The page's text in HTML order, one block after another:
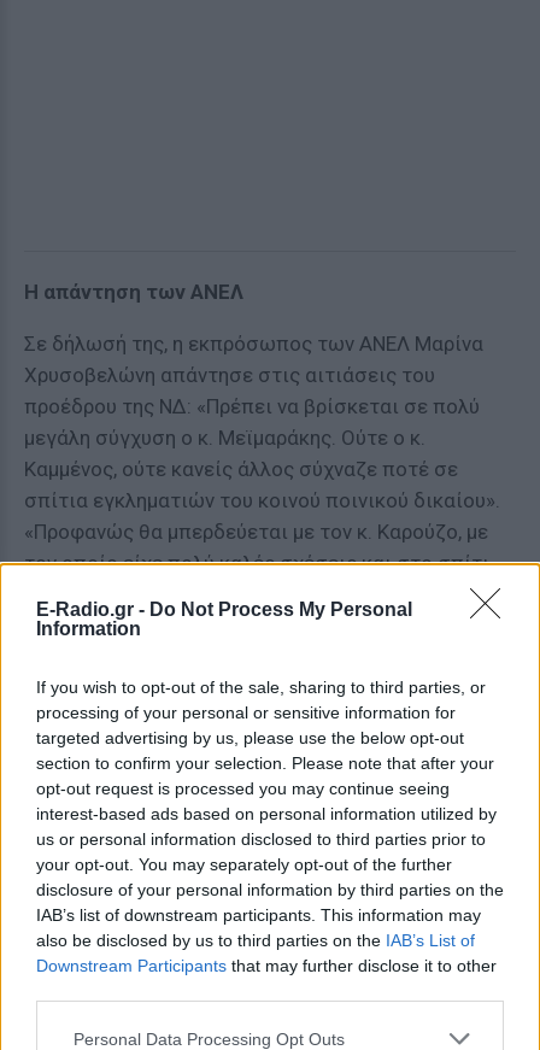
E-Radio.gr - Do Not Process My Personal
Information
If you wish to opt-out of the sale, sharing to third parties, or
processing of your personal or sensitive information for
targeted advertising by us, please use the below opt-out
section to confirm your selection. Please note that after your
opt-out request is processed you may continue seeing
interest-based ads based on personal information utilized by
us or personal information disclosed to third parties prior to
your opt-out. You may separately opt-out of the further
disclosure of your personal information by third parties on the
IAB’s list of downstream participants. This information may
also be disclosed by us to third parties on the IAB’s List of
Downstream Participants that may further disclose it to other
Personal Data Processing Opt Outs
Η απάντηση των ΑΝΕΛ
Σε δήλωσή της, η εκπρόσωπος των ΑΝΕΛ Μαρίνα
Χρυσοβελώνη απάντησε στις αιτιάσεις του
προέδρου της ΝΔ: «Πρέπει να βρίσκεται σε πολύ
μεγάλη σύγχυση ο κ. Μεϊμαράκης. Ούτε ο κ.
Καμμένος, ούτε κανείς άλλος σύχναζε ποτέ σε
σπίτια εγκληματιών του κοινού ποινικού δικαίου».
«Προφανώς θα μπερδεύεται με τον κ. Καρούζο, με
τον οποίο είχε πολύ καλές σχέσεις και στο σπίτι
παρελθόν», αναφέρει η εκπρόσωπος των ΑΝΕΛ και
πράξεις σχετικά με την υπόθεση των γερμανικών
υποβρυχίων κ. Μεϊμαράκης απεδείχθη ότι, εκτός
από κοινός συκοφάντης, είναι και ψεύτης. Δεν θα
τον παρακολουθήσουμε άλλο. Έχουμε πολύ
σοβαρότερα πράγματα να κάνουμε».
ΔΙΑΦΗΜΙΣΗ